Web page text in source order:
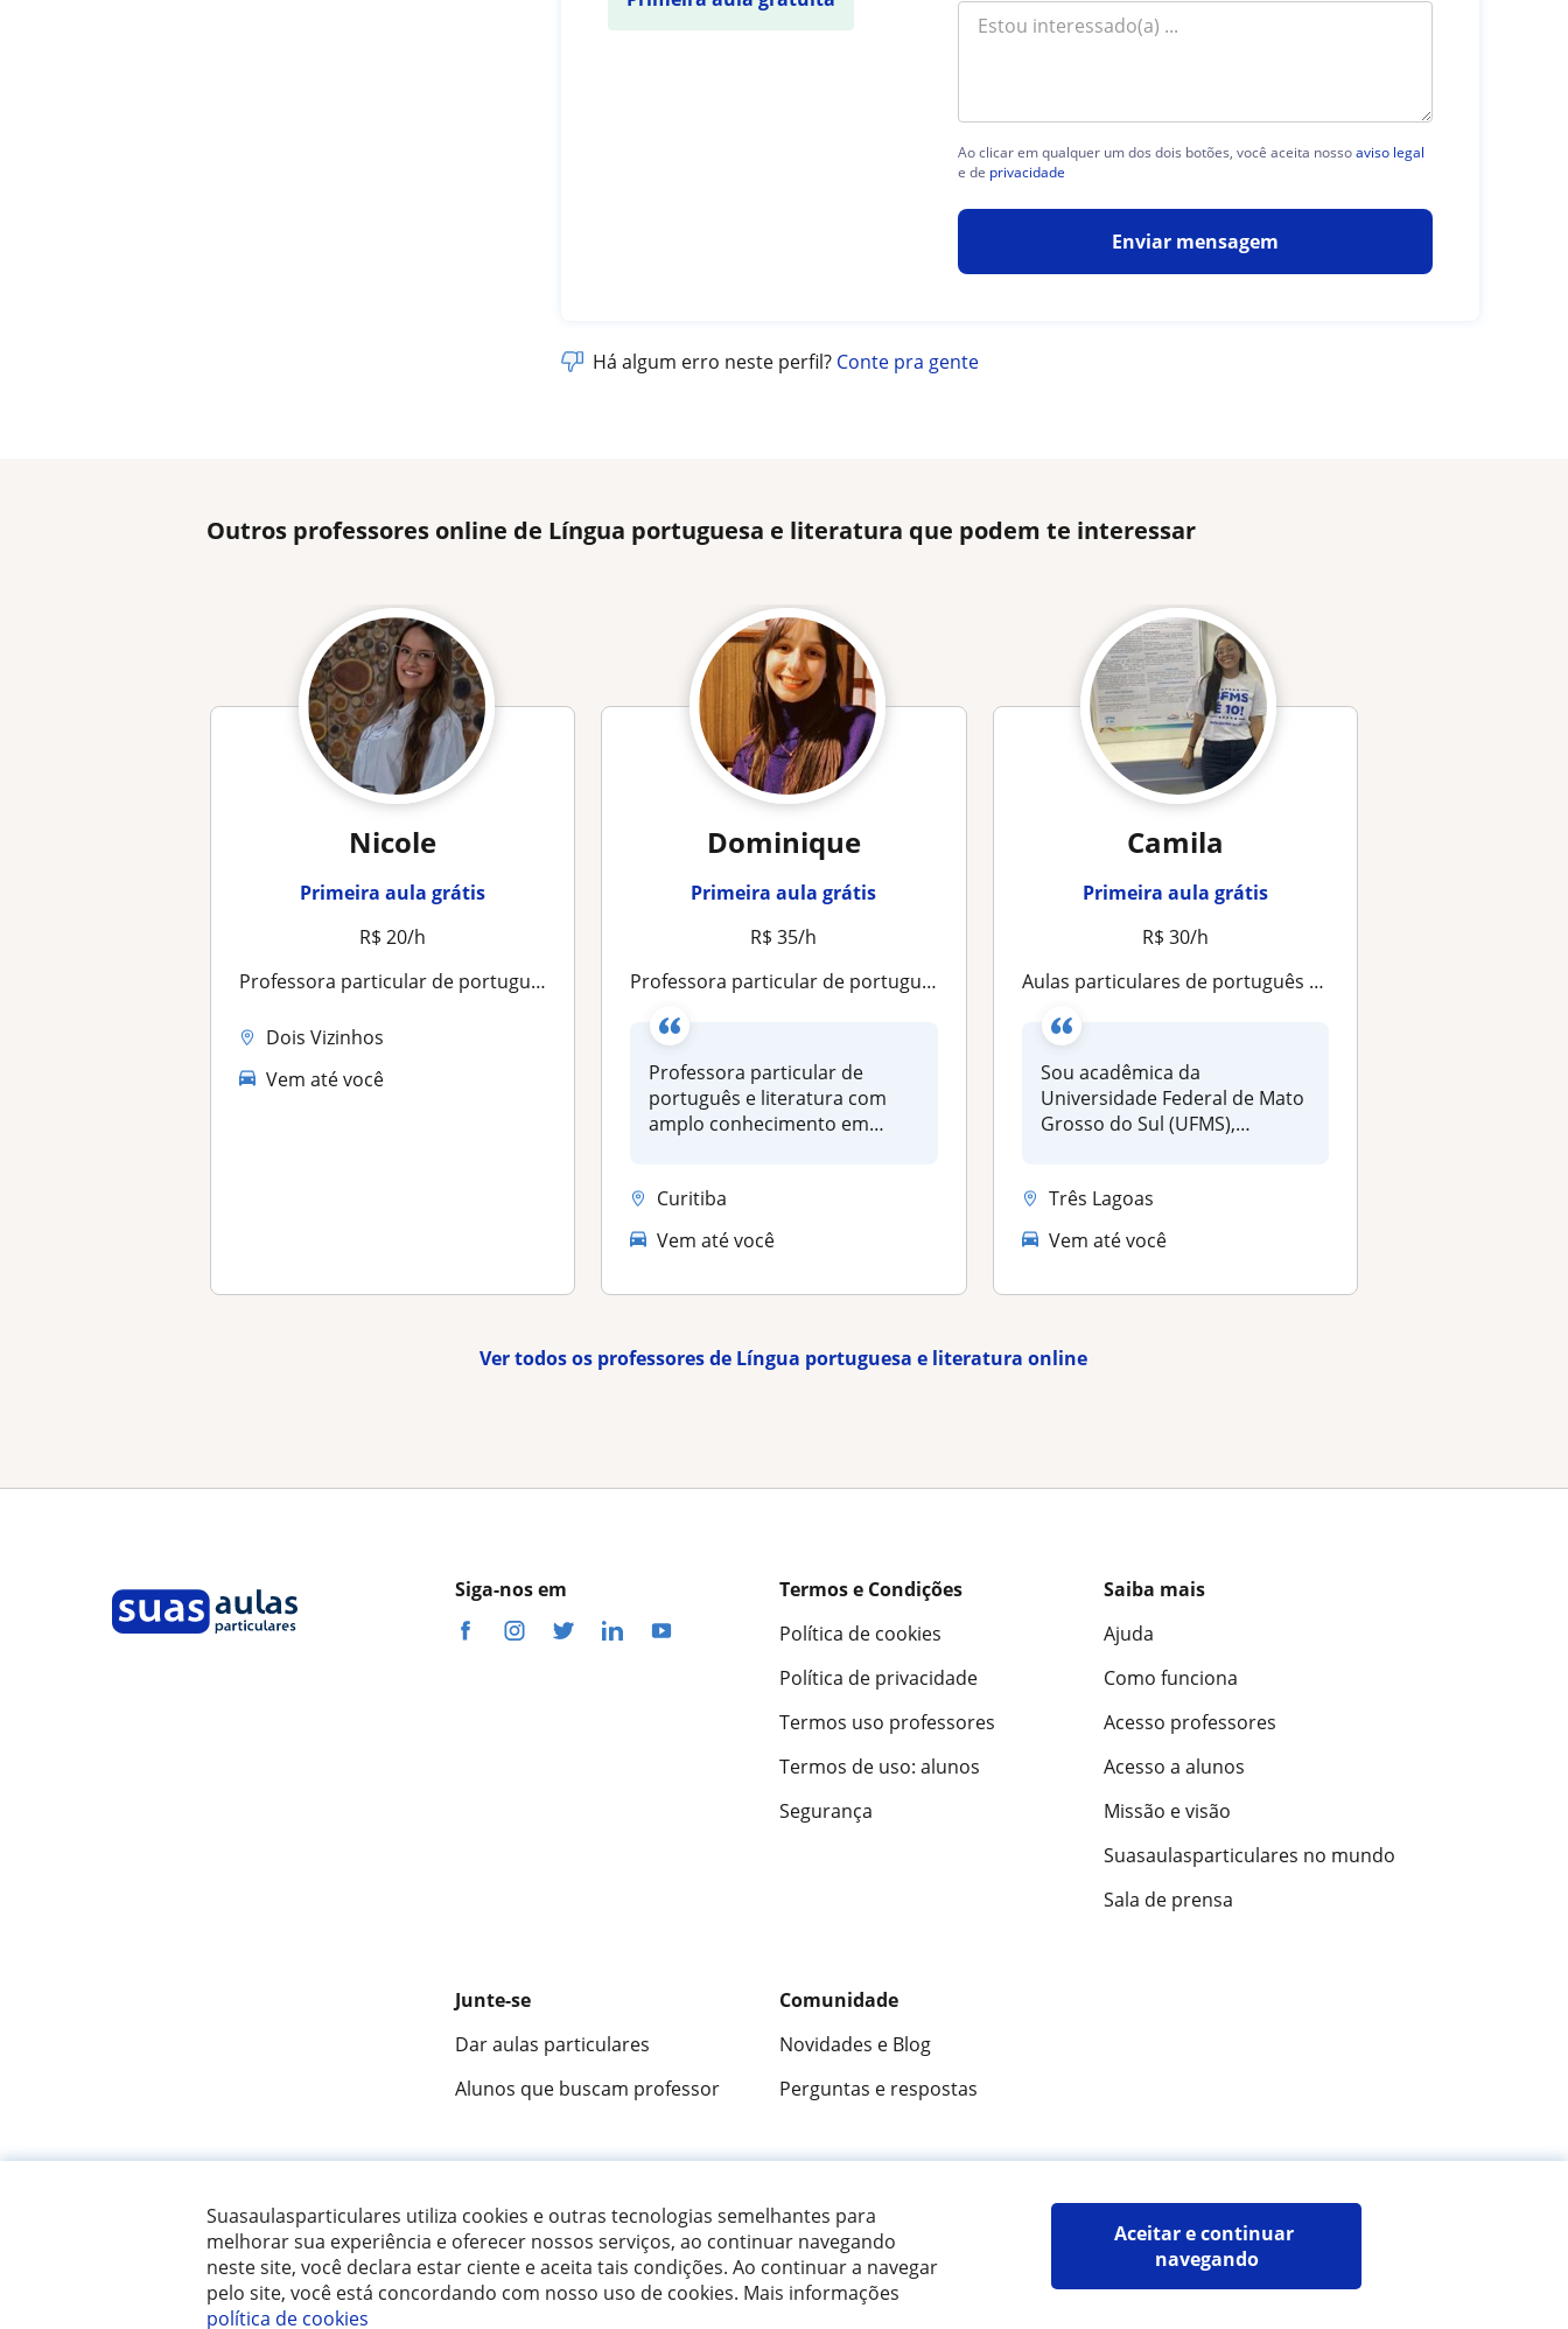
Suasaulasparticulares utiliza cookies e outras tecnologias semelhantes para
melhorar sua experiência e oferecer nossos serviços, ao continuar navegando
neste site, você declara estar ciente e aceita tais condições. Ao continuar a navegar
pelo site, você está concordando com nosso uso de cookies. Mais informações
política de cookies
Aceitar e continuar
navegando
Ao clicar em qualquer um dos dois botões, você aceita nossoaviso legal
e de privacidade
Enviar mensagem
Há algum erro neste perfil? Conte pra gente
Outros professores online de Língua portuguesa e literatura que podem te interessar
Nicole
Primeira aula grátis
R$ 20/h
Professora particular de português e literatura
Dois Vizinhos
Vem até você
Dominique
Primeira aula grátis
R$ 35/h
Professora particular de português e literatura com amplo conhecimento em revisão de texto e domínio do conteúdo para vestibular
Professora particular de
português e literatura com
amplo conhecimento em
Curitiba
Vem até você
Camila
Primeira aula grátis
R$ 30/h
Aulas particulares de português e literatura
Sou acadêmica da
Universidade Federal de Mato
Grosso do Sul (UFMS),
Três Lagoas
Vem até você
Ver todos os professores de Língua portuguesa e literatura online
Siga-nos em
Termos e Condições
Política de cookies
Política de privacidade
Termos uso professores
Termos de uso: alunos
Segurança
Saiba mais
Ajuda
Como funciona
Acesso professores
Acesso a alunos
Missão e visão
Suasaulasparticulares no mundo
Sala de prensa
Junte-se
Dar aulas particulares
Alunos que buscam professor
Comunidade
Novidades e Blog
Perguntas e respostas
opiniões de alunos
© 2007 - 2026 Suas aulas particulares Mapa do site:Professores particulares